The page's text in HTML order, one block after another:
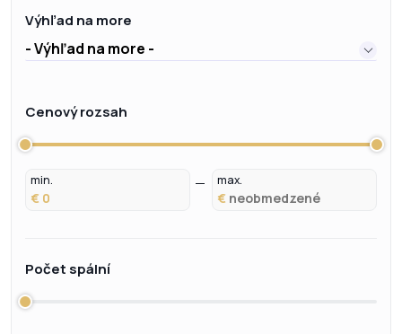
Výhľad na more
- Výhľad na more -
Cenový rozsah
min.
€
max.
€
Počet spální